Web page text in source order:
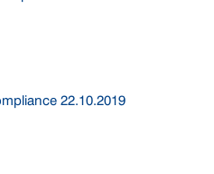
22.10.2019